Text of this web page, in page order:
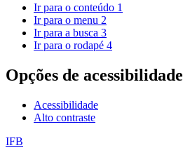
Ir para o conteúdo 1
Ir para o menu 2
Ir para a busca 3
Ir para o rodapé 4
Opções de acessibilidade
Acessibilidade
Alto contraste
IFB